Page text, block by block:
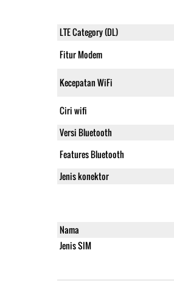
LTE Category (DL)
Fitur Modem
Kecepatan WiFi
Ciri wifi
Versi Bluetooth
Features Bluetooth
Jenis konektor
Nama
Jenis SIM